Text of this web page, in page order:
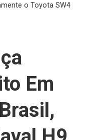
o Toyota SW4
Em